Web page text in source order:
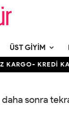
ÜST GIYIM
KREDİ
daha sonra